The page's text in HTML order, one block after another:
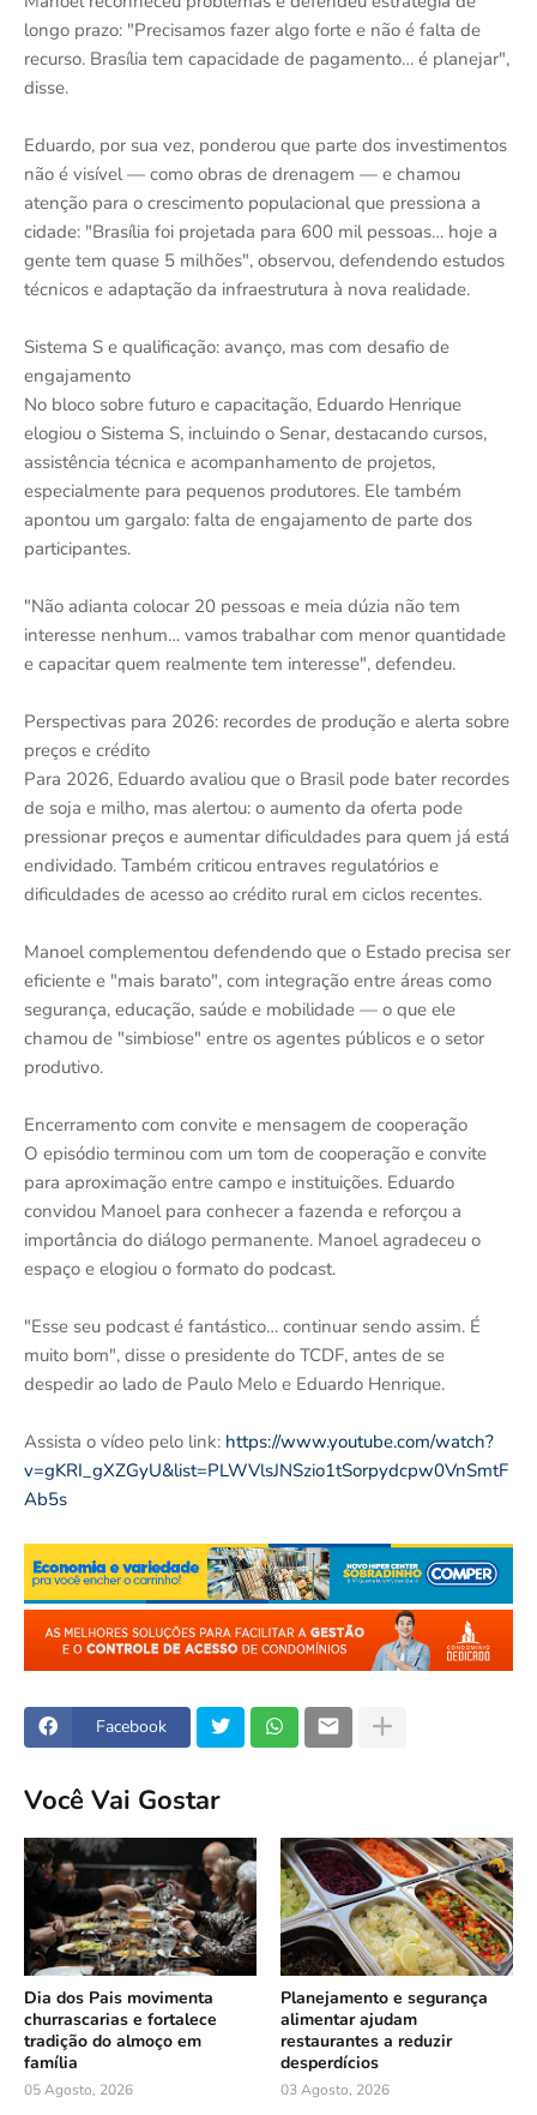
longo prazo: "Precisamos fazer algo forte e não é falta de
recurso. Brasília tem capacidade de pagamento… é planejar",
disse.
Eduardo, por sua vez, ponderou que parte dos investimentos
não é visível — como obras de drenagem — e chamou
atenção para o crescimento populacional que pressiona a
cidade: "Brasília foi projetada para 600 mil pessoas… hoje a
gente tem quase 5 milhões", observou, defendendo estudos
técnicos e adaptação da infraestrutura à nova realidade.
Sistema S e qualificação: avanço, mas com desafio de
engajamento
No bloco sobre futuro e capacitação, Eduardo Henrique
elogiou o Sistema S, incluindo o Senar, destacando cursos,
assistência técnica e acompanhamento de projetos,
especialmente para pequenos produtores. Ele também
apontou um gargalo: falta de engajamento de parte dos
participantes.
"Não adianta colocar 20 pessoas e meia dúzia não tem
interesse nenhum… vamos trabalhar com menor quantidade
e capacitar quem realmente tem interesse", defendeu.
Perspectivas para 2026: recordes de produção e alerta sobre
preços e crédito
Para 2026, Eduardo avaliou que o Brasil pode bater recordes
de soja e milho, mas alertou: o aumento da oferta pode
pressionar preços e aumentar dificuldades para quem já está
endividado. Também criticou entraves regulatórios e
dificuldades de acesso ao crédito rural em ciclos recentes.
Manoel complementou defendendo que o Estado precisa ser
eficiente e "mais barato", com integração entre áreas como
segurança, educação, saúde e mobilidade — o que ele
chamou de "simbiose" entre os agentes públicos e o setor
produtivo.
Encerramento com convite e mensagem de cooperação
O episódio terminou com um tom de cooperação e convite
para aproximação entre campo e instituições. Eduardo
convidou Manoel para conhecer a fazenda e reforçou a
importância do diálogo permanente. Manoel agradeceu o
espaço e elogiou o formato do podcast.
"Esse seu podcast é fantástico… continuar sendo assim. É
muito bom", disse o presidente do TCDF, antes de se
despedir ao lado de Paulo Melo e Eduardo Henrique.
Assista o vídeo pelo link: https://www.youtube.com/watch?
v=gKRI_gXZGyU&list=PLWVlsJNSzio1tSorpydcpw0VnSmtF
Ab5s
Facebook
Você Vai Gostar
Dia dos Pais movimenta
churrascarias e fortalece
tradição do almoço em
família
05 Agosto, 2026
Planejamento e segurança
alimentar ajudam
restaurantes a reduzir
desperdícios
03 Agosto, 2026